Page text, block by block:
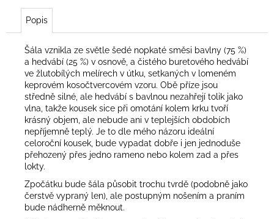
Popis
Šála vznikla ze světle šedé nopkaté směsi bavlny (75 %)
a hedvábí (25 %) v osnově, a čistého buretového hedvábí
ve žlutobílých melírech v útku, setkaných v lomeném
keprovém kosočtvercovém vzoru. Obě příze jsou
středně silné, ale hedvábí s bavlnou nezahřejí tolik jako
vlna, takže kousek sice při omotání kolem krku tvoří
krásný objem, ale nebude ani v teplejších obdobích
nepříjemně teplý. Je to dle mého názoru ideální
celoroční kousek, bude vypadat dobře i jen jednoduše
přehozený přes jedno rameno nebo kolem zad a přes
lokty.
Zpočátku bude šála působit trochu tvrdě (podobně jako
čerstvě vypraný len), ale postupným nošením a praním
bude nádherně měknout.